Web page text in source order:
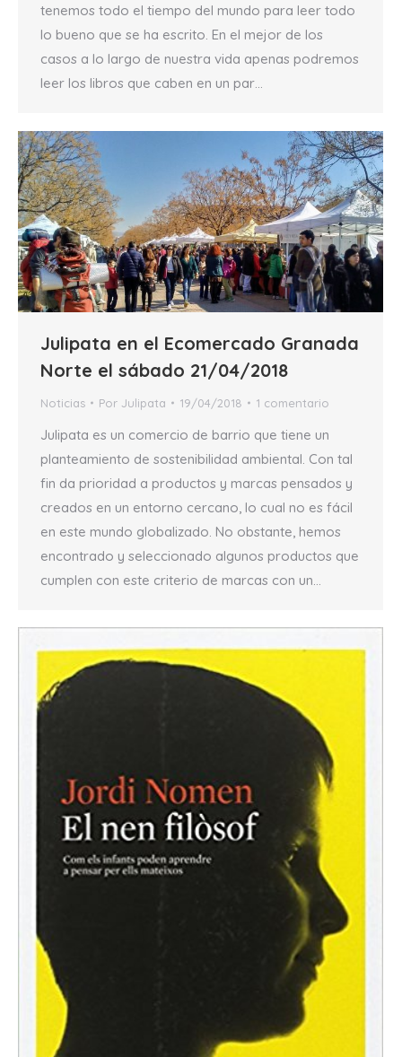
tenemos todo el tiempo del mundo para leer todo
lo bueno que se ha escrito. En el mejor de los
casos a lo largo de nuestra vida apenas podremos
leer los libros que caben en un par…
Julipata en el Ecomercado Granada
Norte el sábado 21/04/2018
Noticias Por Julipata 19/04/2018 1 comentario
Julipata es un comercio de barrio que tiene un
planteamiento de sostenibilidad ambiental. Con tal
fin da prioridad a productos y marcas pensados y
creados en un entorno cercano, lo cual no es fácil
en este mundo globalizado. No obstante, hemos
encontrado y seleccionado algunos productos que
cumplen con este criterio de marcas con un…